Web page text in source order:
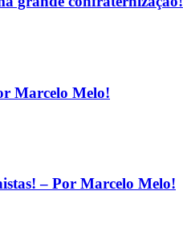
Marcelo Melo!
– Por Marcelo Melo!